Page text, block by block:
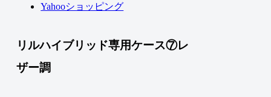
Yahooショッピング
リルハイブリッド専用ケース⑦レ
ザー調